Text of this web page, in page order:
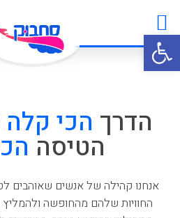
הדרך הכי קלה
הטיסה
אנחנו קהילה של אנשים שאוהבים
החוויות שלהם מהחופשה ולהמליץ
פתח סרגל נגישות